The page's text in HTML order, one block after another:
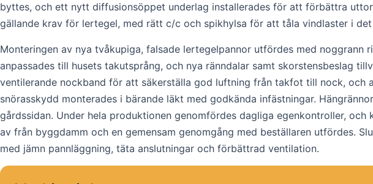
byttes, och ett nytt diffusionsöppet underlag installerades för att förbättra
gällande krav för lertegel, med rätt c/c och spikhylsa för att tåla vindlaster i
Monteringen av nya tvåkupiga, falsade lertegelpannor utfördes med
anpassades till husets takutsprång, och nya ränndalar samt skorstensbeslag
ventilerande nockband för att säkerställa god luftning från takfot till nock, och
snörasskydd monterades i bärande läkt med godkända infästningar.
gårdssidan. Under hela produktionen genomfördes dagliga egenkontroller,
av från byggdamm och en gemensam genomgång med beställaren utfördes.
med jämn pannläggning, täta anslutningar och förbättrad ventilation.